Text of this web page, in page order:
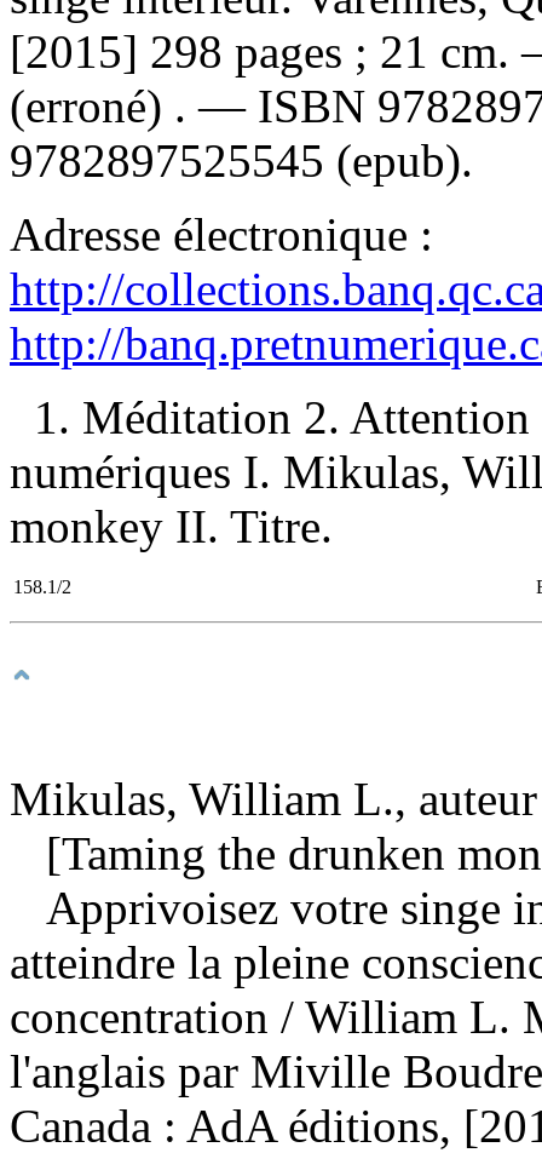
[2015] 298 pages ; 21
(erroné) . — ISBN
9782897525545 (epub).
Adresse électronique :
http://
http://
1. Méditation 2. Attention
numériques I. Mikulas,
monkey II. Titre.
158.1/2
Mikulas, William L., auteur
[Taming the drunken
Apprivoisez votre singe
atteindre la pleine
concentration / William L.
l'anglais par Miville
Canada : AdA éditions,